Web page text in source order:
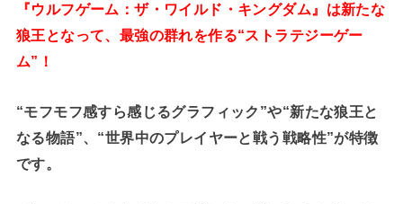
『ウルフゲーム：ザ・ワイルド・キングダム』は新たな
狼王となって、最強の群れを作る“ストラテジーゲー
ム”！
“モフモフ感すら感じるグラフィック”や“新たな狼王と
なる物語”、“世界中のプレイヤーと戦う戦略性”が特徴
です。